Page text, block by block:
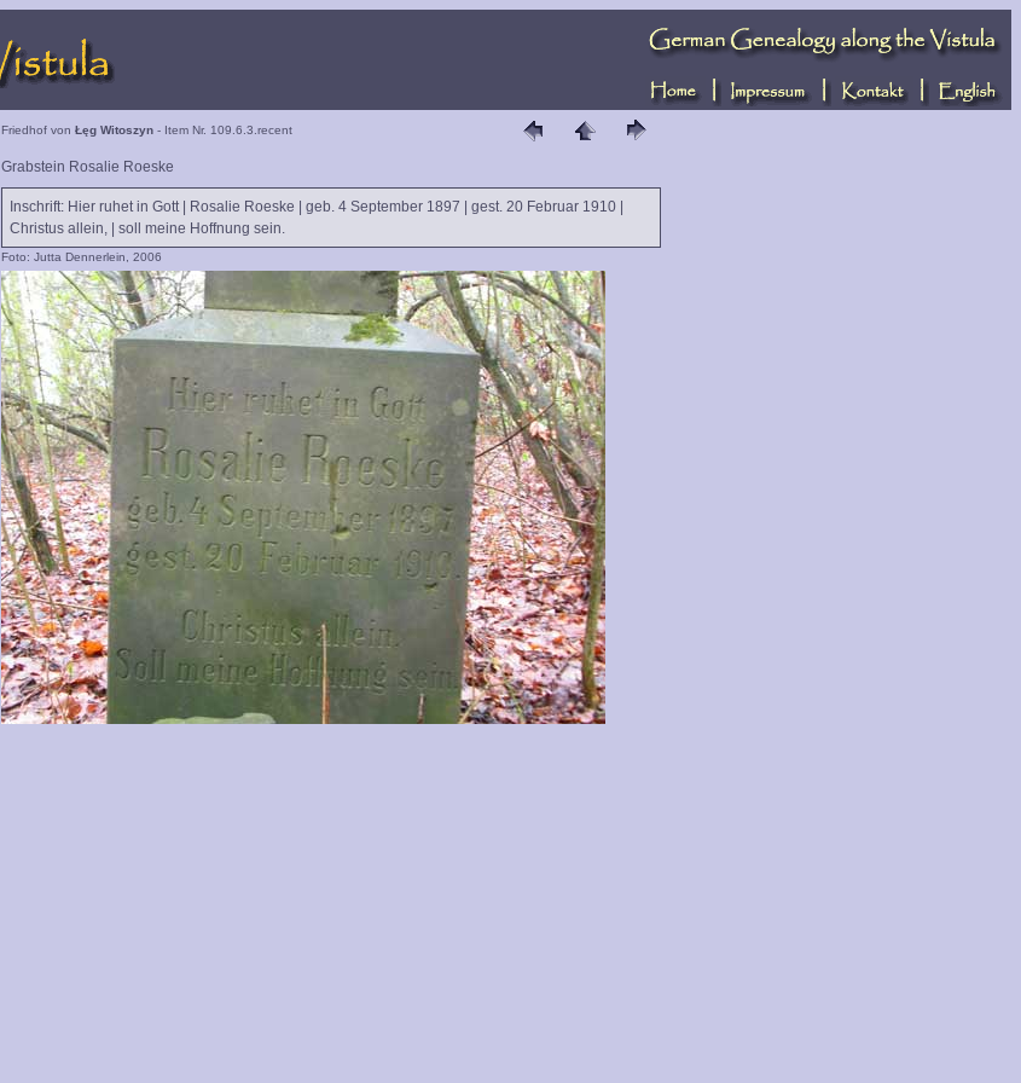
Friedhof von Łęg Witoszyn- Item Nr. 109.6.3.recent
Grabstein Rosalie Roeske
Inschrift: Hier ruhet in Gott | Rosalie Roeske | geb. 4 September 1897 | gest. 20 Februar 1910 |
Christus allein, | soll meine Hoffnung sein.
Foto: Jutta Dennerlein, 2006